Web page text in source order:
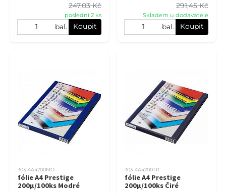
247,03 Kč
poslední 2 ks
bal. Koupit
291,45 Kč
Skladem u dodavatele
bal. Koupit
303-4A4200MO
fólie A4 Prestige
200µ/100ks Modré
303-4A4200TR
fólie A4 Prestige
200µ/100ks Čiré